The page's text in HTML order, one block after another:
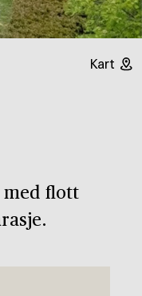
Kart
med flott